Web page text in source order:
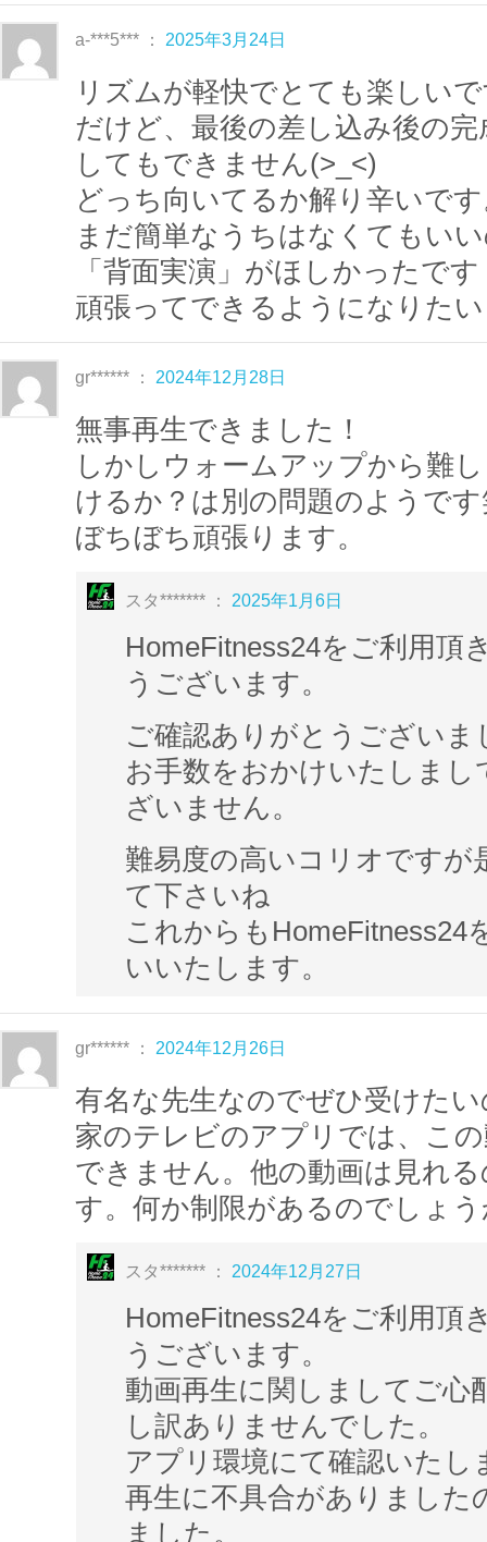
ステップ台を中心にクルクルと動いて
スを確保 してから
レッスン開始して下さいね。
２ブロックの練習が終わったらチャレ
すので最後まで気を抜かず
脇坂インストラクターと一緒にステッ
♪
a-***5*** ： 2025年3月24日
リズムが軽快でとても楽しい
だけど、最後の差し込み後の
してもできません(>_<)
どっち向いてるか解り辛いで
まだ簡単なうちはなくてもい
「背面実演」がほしかったで
頑張ってできるようになりた
gr****** ： 2024年12月28日
無事再生できました！
しかしウォームアップから難
けるか？は別の問題のようで
ぼちぼち頑張ります。
スタ******* ： 2025年1月6日
HomeFitness24をご利用頂
うございます。
ご確認ありがとうございま
お手数をおかけいたしまし
ざいません。
難易度の高いコリオですが
て下さいね
これからもHomeFitness24
いいたします。
gr****** ： 2024年12月26日
有名な先生なのでぜひ受けた
家のテレビのアプリでは、こ
できません。他の動画は見れ
す。何か制限があるのでしょ
スタ******* ： 2024年12月27日
HomeFitness24をご利用頂
うございます。
動画再生に関しましてご心
し訳ありませんでした。
アプリ環境にて確認いたし
再生に不具合がありました
ました。